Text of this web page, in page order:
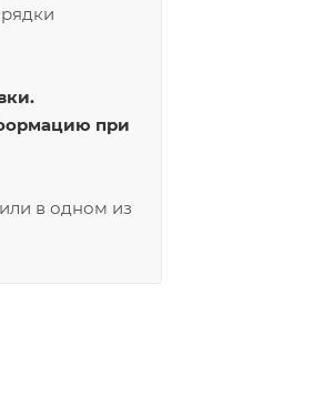
при
в одном из